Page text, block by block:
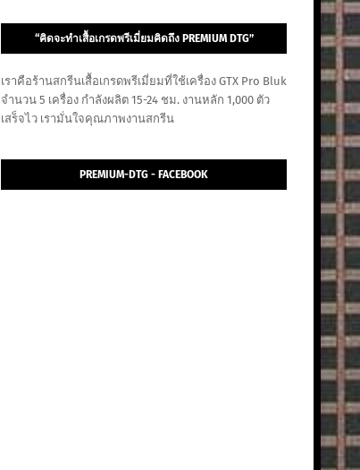
“คิดจะทำเสื้อเกรดพรีเมี่ยมคิดถึง PREMIUM DTG”
เราคือร้านสกรีนเสื้อเกรดพรีเมี่ยมที่ใช้เครื่อง GTX Pro Bluk
จำนวน 5 เครื่อง กำลังผลิต 15-24 ชม. งานหลัก 1,000 ตัว
เสร็จไว เรามั่นใจคุณภาพงานสกรีน
PREMIUM-DTG - FACEBOOK